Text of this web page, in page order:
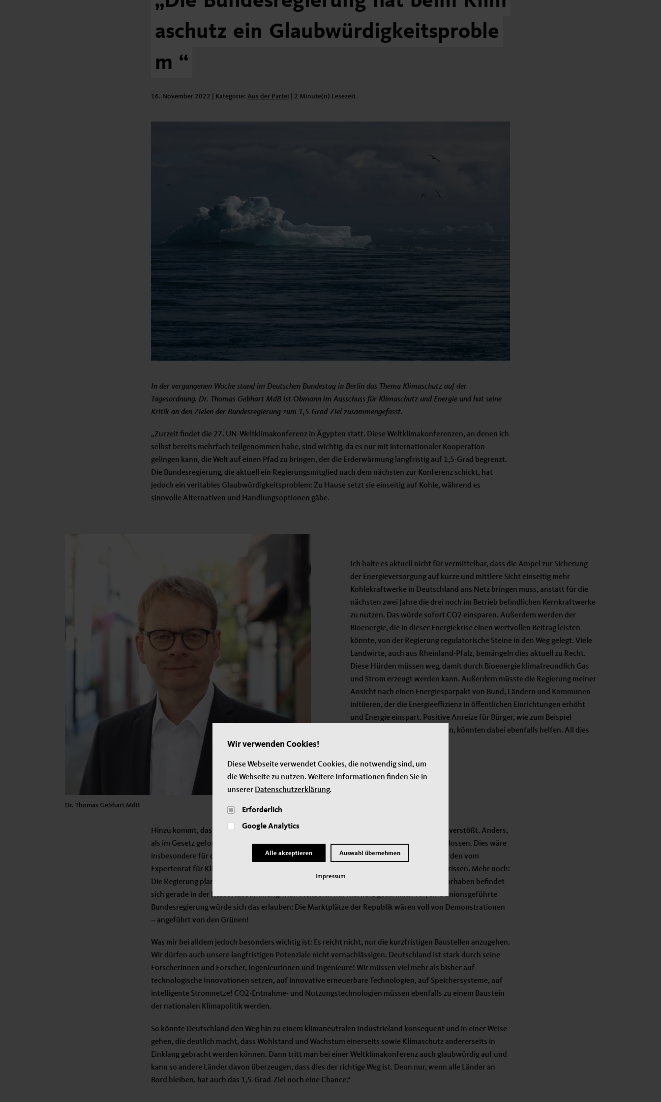
aschutz ein Glaubwürdigkeitsproble
m “
16. November 2022 | Kategorie: Kategorie:
Aus der Partei 2 Minute(n) Lesezeit
In der vergangenen Woche stand im Deutschen Bundestag in Berlin das Thema Klimaschutz auf der
Tagesordnung. Dr. Thomas Gebhart MdB ist Obmann im Ausschuss für Klimaschutz und Energie und hat seine
Kritik an den Zielen der Bundesregierung zum 1,5 Grad-Ziel zusammengefasst.
„Zurzeit findet die 27. UN-Weltklimakonferenz in Ägypten statt. Diese Weltklimakonferenzen, an denen ich
selbst bereits mehrfach teilgenommen habe, sind wichtig, da es nur mit internationaler Kooperation
gelingen kann, die Welt auf einen Pfad zu bringen, der die Erderwärmung langfristig auf 1,5-Grad begrenzt.
Die Bundesregierung, die aktuell ein Regierungsmitglied nach dem nächsten zur Konferenz schickt, hat
jedoch ein veritables Glaubwürdigkeitsproblem: Zu Hause setzt sie einseitig auf Kohle, während es
sinnvolle Alternativen und Handlungsoptionen gäbe.
Ich halte es aktuell nicht für vermittelbar, dass die Ampel zur Sicherung
der Energieversorgung auf kurze und mittlere Sicht einseitig mehr
Kohlekraftwerke in Deutschland ans Netz bringen muss, anstatt für die
nächsten zwei Jahre die drei noch im Betrieb befindlichen Kernkraftwerke
zu nutzen. Das würde sofort CO2 einsparen. Außerdem werden der
Bioenergie, die in dieser Energiekrise einen wertvollen Beitrag leisten
könnte, von der Regierung regulatorische Steine in den Weg gelegt. Viele
Landwirte, auch aus Rheinland-Pfalz, bemängeln dies aktuell zu Recht.
Diese Hürden müssen weg, damit durch Bioenergie klimafreundlich Gas
und Strom erzeugt werden kann. Außerdem müsste die Regierung meiner
Ansicht nach einen Energiesparpakt von Bund, Ländern und Kommunen
initiieren, der die Energieeffizienz in öffentlichen Einrichtungen erhöht
und Energie einspart. Positive Anreize für Bürger, wie zum Beispiel
Gutscheine fürs Energiesparen, könnten dabei ebenfalls helfen. All dies
Dr. Thomas Gebhart MdB
Hinzu kommt, dass die Regierung aktuell gegen das 2019 eingeführte Klimaschutzgesetz verstößt. Anders,
als im Gesetz gefordert, hat die Regierung noch kein Klimaschutz-Sofortprogramm beschlossen. Dies wäre
insbesondere für den Verkehrsbereich notwendig, denn die vorgelegten Maßnahmen wurden vom
Expertenrat für Klimafragen, einem Beratergremium der Bundesregierung, in der Luft zerrissen. Mehr noch:
Die Regierung plant derzeit, das Klimaschutzgesetz aufzuweichen. Ein entsprechendes Vorhaben befindet
sich gerade in der Ressortabstimmung. Man stelle sich nur mal kurz gedanklich vor, eine unionsgeführte
Bundesregierung würde sich das erlauben: Die Marktplätze der Republik wären voll von Demonstrationen
– angeführt von den Grünen!
Was mir bei alldem jedoch besonders wichtig ist: Es reicht nicht, nur die kurzfristigen Baustellen anzugehen.
Wir dürfen auch unsere langfristigen Potenziale nicht vernachlässigen. Deutschland ist stark durch seine
Forscherinnen und Forscher, Ingenieurinnen und Ingenieure! Wir müssen viel mehr als bisher auf
technologische Innovationen setzen, auf innovative erneuerbare Technologien, auf Speichersysteme, auf
intelligente Stromnetze! CO2-Entnahme- und Nutzungstechnologien müssen ebenfalls zu einem Baustein
der nationalen Klimapolitik werden.
So könnte Deutschland den Weg hin zu einem klimaneutralen Industrieland konsequent und in einer Weise
gehen, die deutlich macht, dass Wohlstand und Wachstum einerseits sowie Klimaschutz andererseits in
Einklang gebracht werden können. Dann tritt man bei einer Weltklimakonferenz auch glaubwürdig auf und
kann so andere Länder davon überzeugen, dass dies der richtige Weg ist. Denn nur, wenn alle Länder an
Bord bleiben, hat auch das 1,5-Grad-Ziel noch eine Chance.“
Wir verwenden Cookies!
Diese Webseite verwendet Cookies, die notwendig sind, um
die Webseite zu nutzen. Weitere Informationen finden Sie in
unserer Datenschutzerklärung.
Erforderlich
Google Analytics
Alle akzeptieren Auswahl übernehmen
Impressum